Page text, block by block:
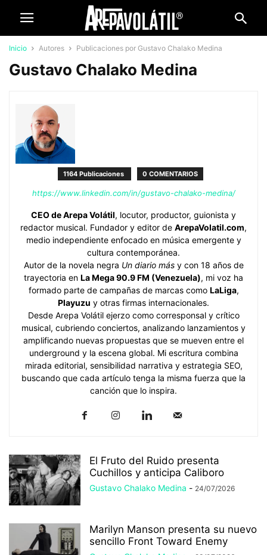
Inicio Autores Publicaciones por Gustavo Chalako Medina
Gustavo Chalako Medina
1164 Publicaciones 0 COMENTARIOS
https://www.linkedin.com/in/gustavo-chalako-medina/
CEO de Arepa Volátil, locutor, productor, guionista y
redactor musical. Fundador y editor de ArepaVolatil.com,
medio independiente enfocado en música emergente y
cultura contemporánea.
Autor de la novela negra Un diario másy con 18 años de
trayectoria en La Mega 90.9 FM (Venezuela), mi voz ha
formado parte de campañas de marcas como LaLiga,
Playuzu y otras firmas internacionales.
Desde Arepa Volátil ejerzo como corresponsal y crítico
musical, cubriendo conciertos, analizando lanzamientos y
amplificando nuevas propuestas que se mueven entre el
underground y la escena global. Mi escritura combina
mirada editorial, sensibilidad narrativa y estrategia SEO,
buscando que cada artículo tenga la misma fuerza que la
canción que lo inspira.
El Fruto del Ruido presenta
Cuchillos y anticipa Caliboro
Gustavo Chalako Medina - 24/07/2026
Marilyn Manson presenta su nuevo
sencillo Front Toward Enemy